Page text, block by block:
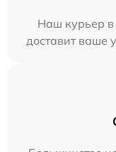
Наш курьер в
доставит ваше